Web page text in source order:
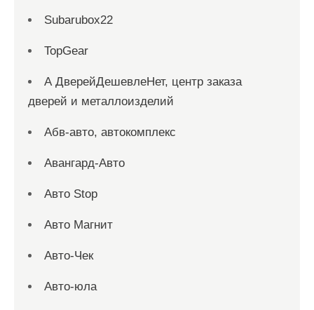
Subarubox22
TopGear
А ДверейДешевлеНет, центр заказа
дверей и металлоизделий
Абв-авто, автокомплекс
Авангард-Авто
Авто Stop
Авто Магнит
Авто-Чек
Авто-юла